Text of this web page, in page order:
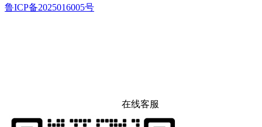
鲁ICP备2025016005号
在线客服